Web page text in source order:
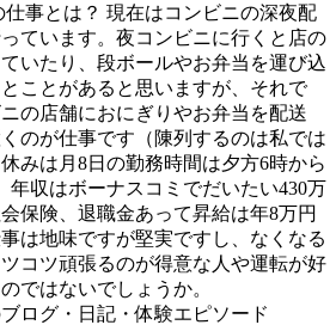
事とは？ 現在はコンビニの深夜配
ています。夜コンビニに行くと店の
いたり、段ボールやお弁当を運び込
ことがあると思いますが、それで
の店舗におにぎりやお弁当を配送
のが仕事です（陳列するのは私では
みは月8日の勤務時間は夕方6時から
年収はボーナスコミでだいたい430万
保険、退職金あって昇給は年8万円
は地味ですが堅実ですし、なくなる
コツ頑張るのが得意な人や運転が好
ではないでしょうか。
ログ・日記・体験エピソード